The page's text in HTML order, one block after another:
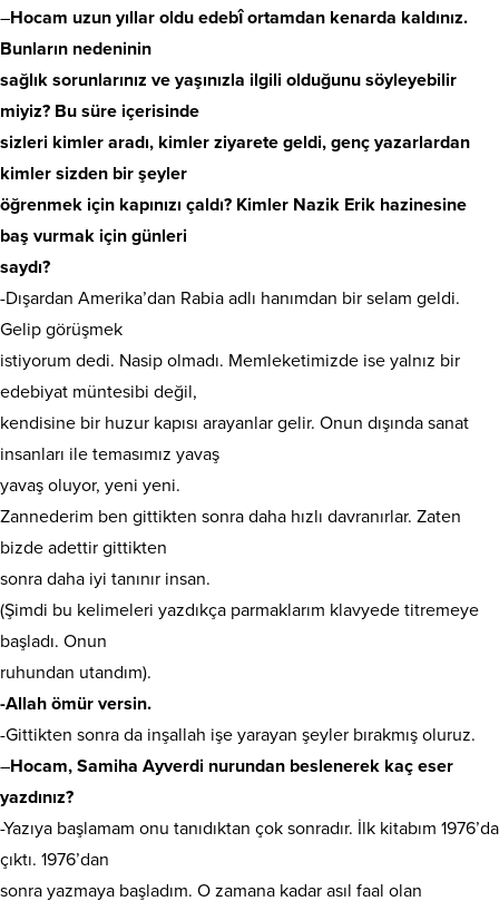
–Hocam uzun yıllar oldu edebî ortamdan kenarda kaldınız.
Bunların nedeninin
sağlık sorunlarınız ve yaşınızla ilgili olduğunu söyleyebilir
miyiz? Bu süre içerisinde
sizleri kimler aradı, kimler ziyarete geldi, genç yazarlardan
kimler sizden bir şeyler
öğrenmek için kapınızı çaldı? Kimler Nazik Erik hazinesine
baş vurmak için günleri
saydı?
-Dışardan Amerika’dan Rabia adlı hanımdan bir selam geldi.
Gelip görüşmek
istiyorum dedi. Nasip olmadı. Memleketimizde ise yalnız bir
edebiyat müntesibi değil,
kendisine bir huzur kapısı arayanlar gelir. Onun dışında sanat
insanları ile temasımız yavaş
yavaş oluyor, yeni yeni.
Zannederim ben gittikten sonra daha hızlı davranırlar. Zaten
bizde adettir gittikten
sonra daha iyi tanınır insan.
(Şimdi bu kelimeleri yazdıkça parmaklarım klavyede titremeye
başladı. Onun
ruhundan utandım).
-Allah ömür versin.
-Gittikten sonra da inşallah işe yarayan şeyler bırakmış oluruz.
–Hocam, Samiha Ayverdi nurundan beslenerek kaç eser
yazdınız?
-Yazıya başlamam onu tanıdıktan çok sonradır. İlk kitabım 1976’da
çıktı. 1976’dan
sonra yazmaya başladım. O zamana kadar asıl faal olan